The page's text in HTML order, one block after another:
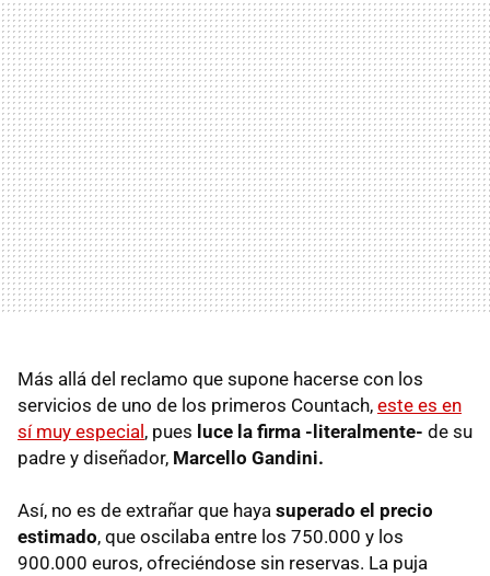
Más allá del reclamo que supone hacerse con los
servicios de uno de los primeros Countach, este es en
sí muy especial, pues luce la firma -literalmente- de su
padre y diseñador, Marcello Gandini.
Así, no es de extrañar que haya superado el precio
estimado, que oscilaba entre los 750.000 y los
900.000 euros, ofreciéndose sin reservas. La puja